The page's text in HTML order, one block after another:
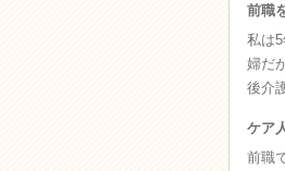
前職
私は
婦だ
後介
ケア
前職